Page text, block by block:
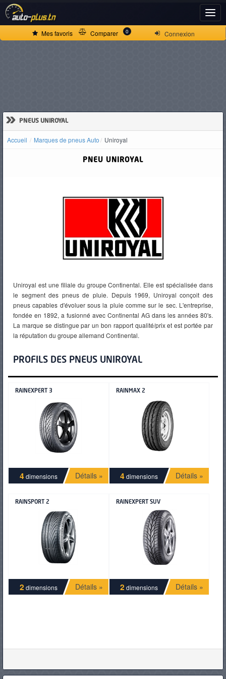
Connexion
Mes favoris Comparer 0
» PNEUS UNIROYAL
Accueil Marques de pneus Auto Uniroyal
PNEU UNIROYAL
Uniroyal est une filiale du groupe Continental. Elle est spécialisée dans
le segment des pneus de pluie. Depuis 1969, Uniroyal conçoit des
pneus capables d'évoluer sous la pluie comme sur le sec. L'entreprise,
fondée en 1892, a fusionné avec Continental AG dans les années 80's.
La marque se distingue par un bon rapport qualité/prix et est portée par
la réputation du groupe allemand Continental.
PROFILS DES PNEUS UNIROYAL
RAINEXPERT 3
4dimensions Détails »
RAINMAX 2
4dimensions Détails »
RAINSPORT 2
2 dimensions Détails »
RAINEXPERT SUV
2 dimensions Détails »
ACCUEIL